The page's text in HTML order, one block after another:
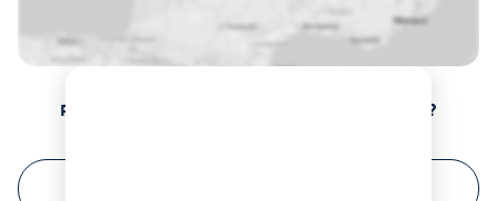
Prochaines sessions de formation à Montauban ?